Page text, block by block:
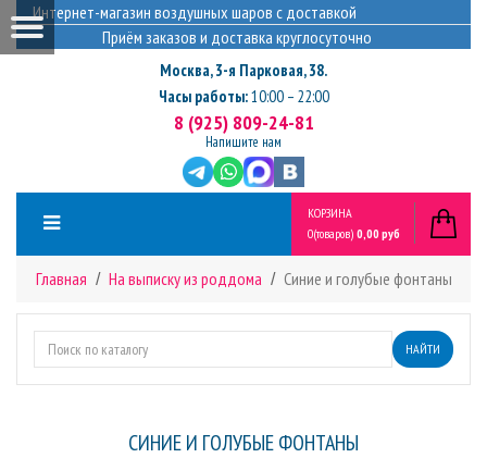
Интернет-магазин воздушных шаров с доставкой
Приём заказов и доставка круглосуточно
Москва,3-я Парковая, 38.
Часы работы:10:00 – 22:00
8 (925) 809-24-81
Напишите нам
КОРЗИНА
0(товаров) 0,00 руб
Главная На выписку из роддома Синие и голубые фонтаны
НАЙТИ
СИНИЕ И ГОЛУБЫЕ ФОНТАНЫ